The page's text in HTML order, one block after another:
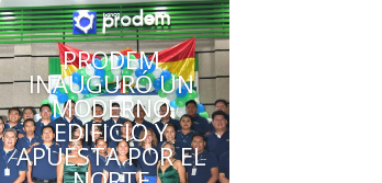
PRODEM
INAUGURÓ UN
MODERNO
EDIFICIO Y
APUESTA POR EL